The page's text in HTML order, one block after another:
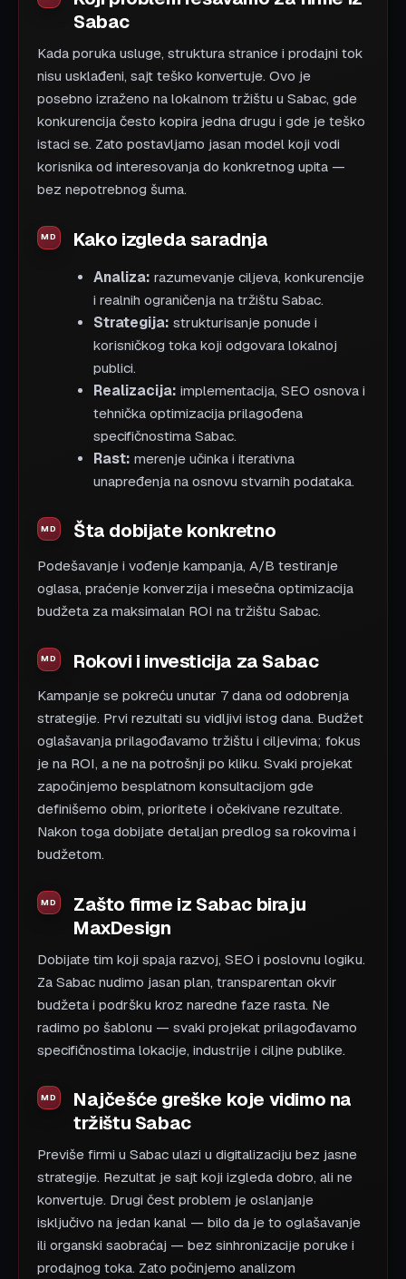
Sabac
Kada poruka usluge, struktura stranice i prodajni tok
nisu usklađeni, sajt teško konvertuje. Ovo je
posebno izraženo na lokalnom tržištu u Sabac, gde
konkurencija često kopira jedna drugu i gde je teško
istaci se. Zato postavljamo jasan model koji vodi
korisnika od interesovanja do konkretnog upita —
bez nepotrebnog šuma.
Kako izgleda saradnja
Analiza: razumevanje ciljeva, konkurencije
i realnih ograničenja na tržištu Sabac.
Strategija: strukturisanje ponude i
korisničkog toka koji odgovara lokalnoj
publici.
Realizacija: implementacija, SEO osnova i
tehnička optimizacija prilagođena
specifičnostima Sabac.
Rast: merenje učinka i iterativna
unapređenja na osnovu stvarnih podataka.
Šta dobijate konkretno
Podešavanje i vođenje kampanja, A/B testiranje
oglasa, praćenje konverzija i mesečna optimizacija
budžeta za maksimalan ROI na tržištu Sabac.
Rokovi i investicija za Sabac
Kampanje se pokreću unutar 7 dana od odobrenja
strategije. Prvi rezultati su vidljivi istog dana. Budžet
oglašavanja prilagođavamo tržištu i ciljevima; fokus
je na ROI, a ne na potrošnji po kliku. Svaki projekat
započinjemo besplatnom konsultacijom gde
definišemo obim, prioritete i očekivane rezultate.
Nakon toga dobijate detaljan predlog sa rokovima i
budžetom.
Zašto firme iz Sabac biraju
MaxDesign
Dobijate tim koji spaja razvoj, SEO i poslovnu logiku.
Za Sabac nudimo jasan plan, transparentan okvir
budžeta i podršku kroz naredne faze rasta. Ne
radimo po šablonu — svaki projekat prilagođavamo
specifičnostima lokacije, industrije i ciljne publike.
Najčešće greške koje vidimo na
tržištu Sabac
Previše firmi u Sabac ulazi u digitalizaciju bez jasne
strategije. Rezultat je sajt koji izgleda dobro, ali ne
konvertuje. Drugi čest problem je oslanjanje
isključivo na jedan kanal — bilo da je to oglašavanje
ili organski saobraćaj — bez sinhronizacije poruke i
prodajnog toka. Zato počinjemo analizom